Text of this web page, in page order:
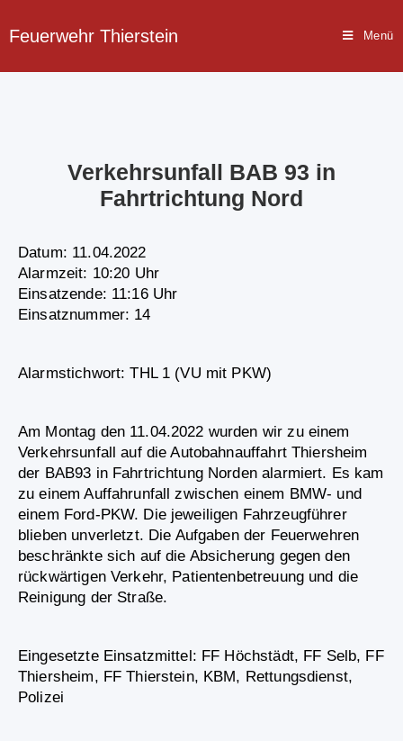
Feuerwehr Thierstein Menü
Verkehrsunfall BAB 93 in
Fahrtrichtung Nord
Datum: 11.04.2022
Alarmzeit: 10:20 Uhr
Einsatzende: 11:16 Uhr
Einsatznummer: 14
Alarmstichwort: THL 1 (VU mit PKW)
Am Montag den 11.04.2022 wurden wir zu einem
Verkehrsunfall auf die Autobahnauffahrt Thiersheim
der BAB93 in Fahrtrichtung Norden alarmiert. Es kam
zu einem Auffahrunfall zwischen einem BMW- und
einem Ford-PKW. Die jeweiligen Fahrzeugführer
blieben unverletzt. Die Aufgaben der Feuerwehren
beschränkte sich auf die Absicherung gegen den
rückwärtigen Verkehr, Patientenbetreuung und die
Reinigung der Straße.
Eingesetzte Einsatzmittel: FF Höchstädt, FF Selb, FF
Thiersheim, FF Thierstein, KBM, Rettungsdienst,
Polizei